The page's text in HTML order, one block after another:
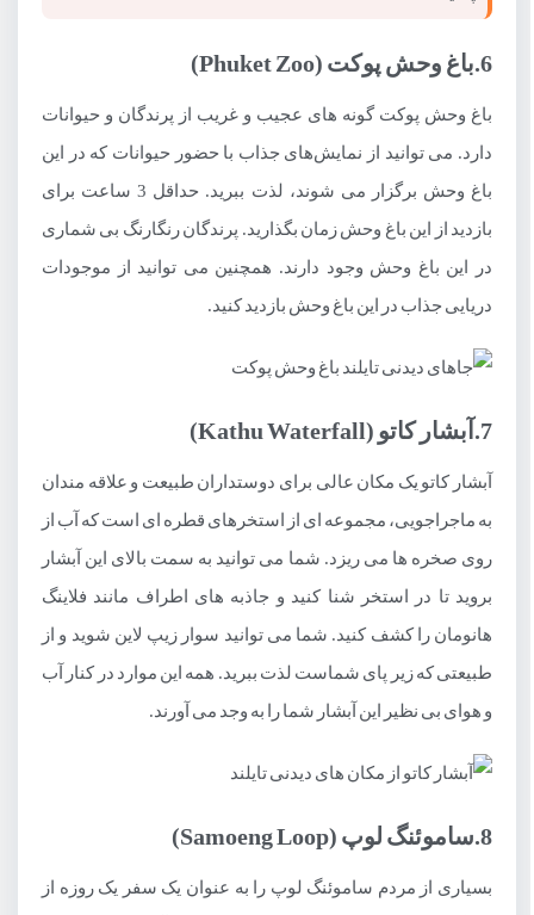
6.باغ وحش پوکت (Phuket Zoo)
باغ وحش پوکت گونه های عجیب و غریب از پرندگان و حیوانات
دارد. می توانید از نمایش‌های جذاب با حضور حیوانات که در این
باغ وحش برگزار می شوند، لذت ببرید. حداقل 3 ساعت برای
بازدید از این باغ وحش زمان بگذارید. پرندگان رنگارنگ بی شماری
در این باغ وحش وجود دارند. همچنین می توانید از موجودات
دریایی جذاب در این باغ وحش بازدید کنید.
7.آبشار کاتو (Kathu Waterfall)
آبشار کاتو یک مکان عالی برای دوستداران طبیعت و علاقه مندان
به ماجراجویی، مجموعه ای از استخرهای قطره ای است که آب از
روی صخره ها می ریزد. شما می توانید به سمت بالای این آبشار
بروید تا در استخر شنا کنید و جاذبه های اطراف مانند فلاینگ
هانومان را کشف کنید. شما می توانید سوار زیپ لاین شوید و از
طبیعتی که زیر پای شماست لذت ببرید. همه این موارد در کنار آب
و هوای بی نظیر این آبشار شما را به وجد می آورند.
8.ساموئنگ لوپ (Samoeng Loop)
بسیاری از مردم ساموئنگ لوپ را به عنوان یک سفر یک روزه از